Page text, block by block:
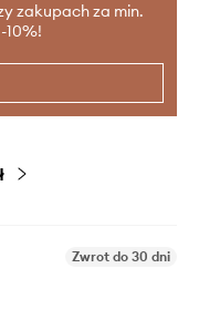
zakupach za min.
10%!
Zwrot do 30 dni